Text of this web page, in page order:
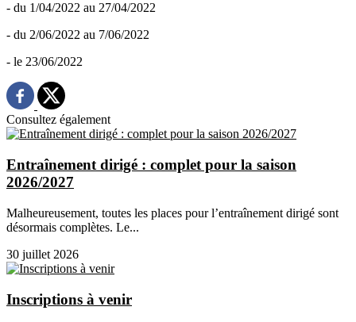
- du 1/04/2022 au 27/04/2022
- du 2/06/2022 au 7/06/2022
- le 23/06/2022
Consultez également
Entraînement dirigé : complet pour la saison
2026/2027
Malheureusement, toutes les places pour l’entraînement dirigé sont
désormais complètes. Le...
30 juillet 2026
Inscriptions à venir